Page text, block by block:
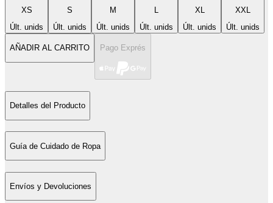
XS
Últ. unids
S
Últ. unids
M
Últ. unids
L
Últ. unids
XL
Últ. unids
XXL
Últ. unids
AÑADIR AL CARRITO Pago Exprés
Detalles del Producto
Guía de Cuidado de Ropa
Envíos y Devoluciones